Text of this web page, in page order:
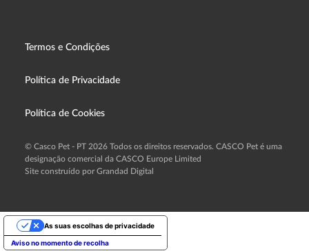
Termos e Condições
Política de Privacidade
Política de Cookies
© Casco Pet - PT 2026 Todos os direitos reservados. CASCO Pet é uma
designação comercial da CASCO Europe Limited
Site construído por Grandad Digital
Aviso no momento de recolha
As suas escolhas de privacidade